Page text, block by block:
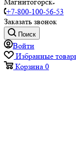
+7-800-100-56-53
Заказать звонок
Поиск
Войти
Избранные
Корзина 0